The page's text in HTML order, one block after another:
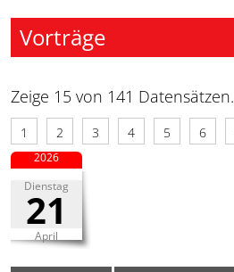
Vorträge
Zeige 15 von 141 Datensätzen.
1 2 3 4 5 6
Dienstag
21
April
2026